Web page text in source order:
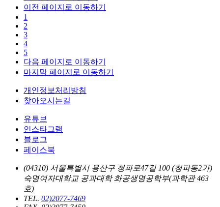
이전 페이지로 이동하기
1
2
3
4
5
다음 페이지로 이동하기
마지막 페이지로 이동하기
개인정보처리방침
찾아오시는길
유튜브
인스타그램
블로그
페이스북
(04310) 서울특별시 용산구 청파로47길 100 (청파동2가)
숙명여자대학교 공과대학 화공생명공학부(과학관 463
호)
TEL. 02)2077-7469